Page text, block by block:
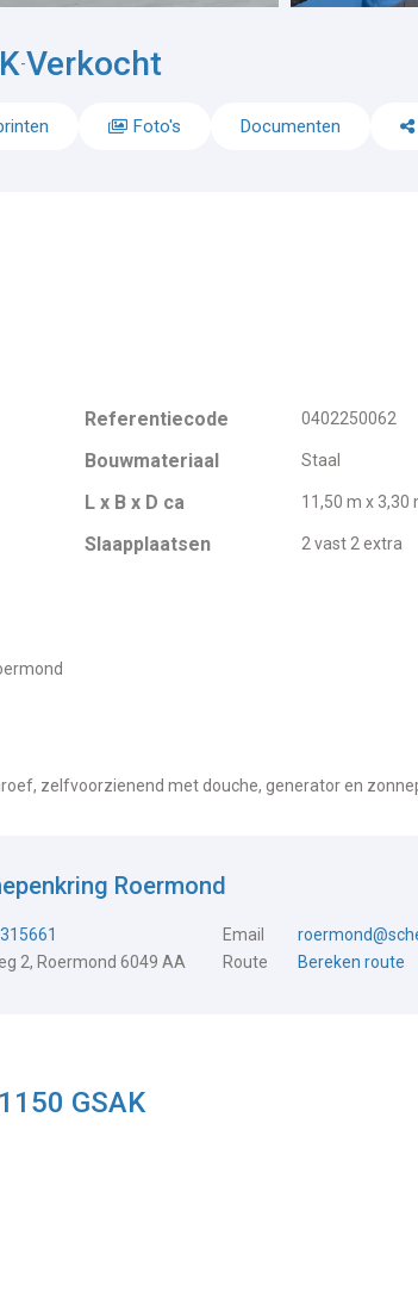
-Verkocht
Foto's Documenten
Referentiecode 0402250062
Bouwmateriaal Staal
L x B x D ca 11,50 m x 3,30
Slaapplaatsen 2 vast 2 extra
zelfvoorzienend met douche, generator en
Roermond
Email
2, Roermond 6049 AA Route Bereken route
GSAK